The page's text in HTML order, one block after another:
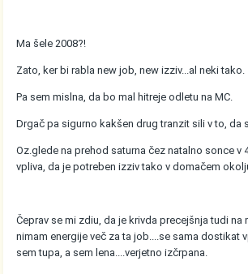
Ma šele 2008?!
Zato, ker bi rabla new job, new izziv...al neki tako.
Pa sem mislna, da bo mal hitreje odletu na MC.
Drgač pa sigurno kakšen drug tranzit sili v to, da
Oz.glede na prehod saturna čez natalno sonce v
vpliva, da je potreben izziv tako v domačem
Čeprav se mi zdiu, da je krivda precejšnja tudi na
nimam energije več za ta job....se sama dostikat
sem tupa, a sem lena....verjetno izčrpana.